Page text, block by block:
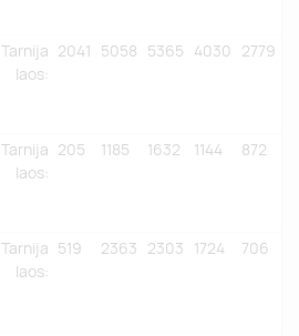
Tarnija
laos:
2041 5058 5365 4030 2779
Tarnija
laos:
205 1185 1632 1144 872
Tarnija
laos:
519 2363 2303 1724 706